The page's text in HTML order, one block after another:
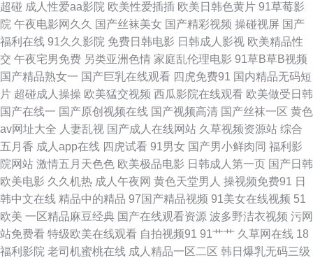
免费观看在线 中文字幕国产精品视频 老司机午夜影院 一区二区三区四区在
线 激情五月天色 亚洲色色影院 果冻视频 午夜在线影院 国产精品三 涩涩视频
丰满的妽妽 日韩免费视频 操逼恋夜福利社 欧美一级在线 91精品在线免费观
看 男女曰逼 字幕在线国语 狼友内射日韩无码 愉拍精品视频在线观看 老人中
文字幕电影 在线不卡的午夜 精品国产第国产综合 一区二区三区电影大 韩国
www 三级片韩国AV 99热精品免费国产 亚州综合15P 日本精品大乳一区二区
激情午夜中国 92精品 日本偷拍五区 成人欧美一区二区三区 日本高清免费
超碰 成人性爱aa影院 欧美性爱插插 欧美日韩色黄片 91草莓影
院 午夜电影网久久 国产丝袜美女 国产精彩视频 操碰视屏 国产
福利在线 91久久影院 免费日韩电影 日韩成人影视 欧美精品性
交 午夜宅男免费 另类亚洲色情 家庭乱伦理电影 91草B草B视频
国产精品熟女一 国产巨乳在线观看 四虎免费91 国内精品无码短
片 超碰成人操操 欧美猛交视频 西瓜影院在线观看 欧美做受日韩
国产在线一 国产原创视频在线 国产视频高清 国产丝袜一区 黄色
av网址大全 人妻乱视 国产成人在线网站 久草视频资源站 综合
五月香 成人app在线 四虎试看 91男女 国产男小鲜肉同 福利影
院网站 激情五月天色色 欧美极品电影 日韩成人第一页 国产日韩
欧美电影 久久机热 成人午夜网 黄色天堂男人 操视频免费91 日
韩中文在线 精品中的精品 97国产精品视频 91美女在线视频 51
欧美 一区精品麻豆经典 国产在线观看资源 波多野洁衣视频 污网
站免费看 特级欧美在线观看 自拍视频91 91艹艹 久草网在线 18
福利影院 老司机蜜桃在线 成人精品一区二区 韩日爆乳无码三级